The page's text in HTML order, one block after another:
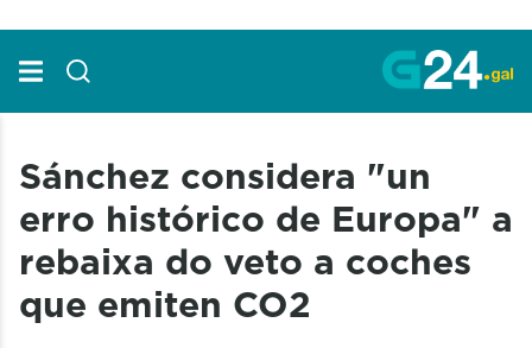
Sánchez considera "un
erro histórico de Europa" a
rebaixa do veto a coches
que emiten CO2